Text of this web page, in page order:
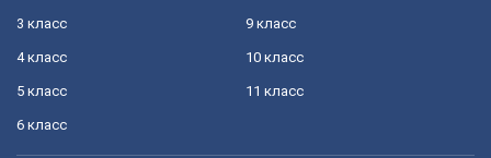
3 класс
4 класс
5 класс
6 класс
9 класс
10 класс
11 класс